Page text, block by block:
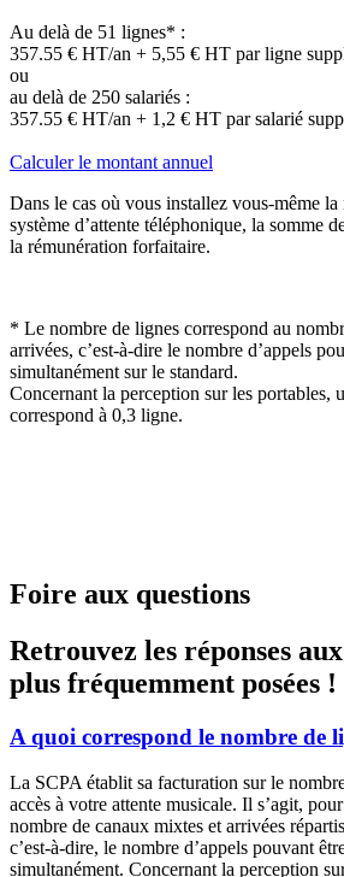
Au delà de 51 lignes* :
357.55 € HT/an + 5,55 € HT par ligne
ou
au delà de 250 salariés :
357.55 € HT/an + 1,2 € HT par salarié
Calculer le montant annuel
Dans le cas où vous installez vous-même
système d’attente téléphonique, la somme
la rémunération forfaitaire.
* Le nombre de lignes correspond au
arrivées, c’est-à-dire le nombre d’appels
simultanément sur le standard.
Concernant la perception sur les portables,
correspond à 0,3 ligne.
Foire aux questions
Retrouvez les réponses
plus fréquemment posées !
A quoi correspond le nombre de
La SCPA établit sa facturation sur le
accès à votre attente musicale. Il s’agit,
nombre de canaux mixtes et arrivées
c’est-à-dire, le nombre d’appels pouvant
simultanément. Concernant la perception